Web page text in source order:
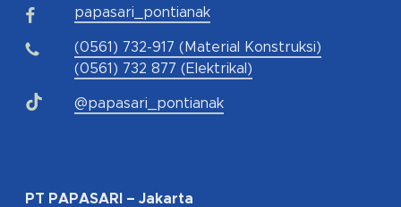
papasari_pontianak
(0561) 732-917 (Material Konstruksi)
(0561) 732 877 (Elektrikal)
@papasari_pontianak
PT PAPASARI – Jakarta